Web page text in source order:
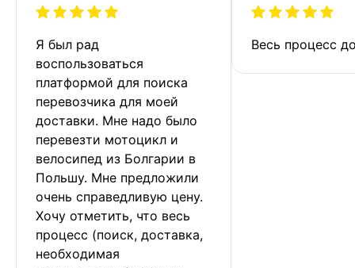
Я был рад
воспользоваться
платформой для поиска
перевозчика для моей
доставки. Мне надо было
перевезти мотоцикл и
велосипед из Болгарии в
Польшу. Мне предложили
очень справедливую цену.
Хочу отметить, что весь
процесс (поиск, доставка,
необходимая
Весь процесс